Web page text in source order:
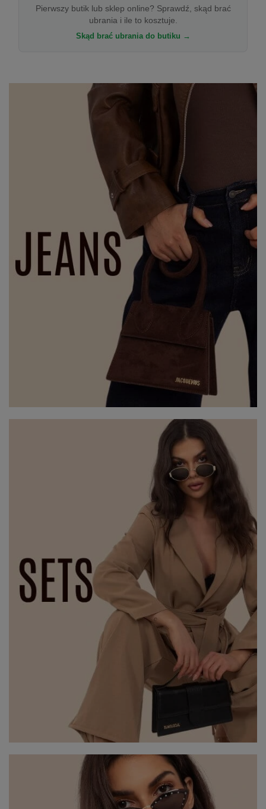
Pierwszy butik lub sklep online? Sprawdź, skąd brać
ubrania i ile to kosztuje.
Skąd brać ubrania do butiku →